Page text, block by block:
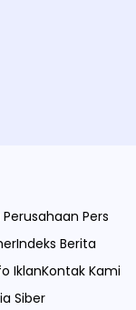
Pers
Indeks Berita
IklanKontak Kami
Siber